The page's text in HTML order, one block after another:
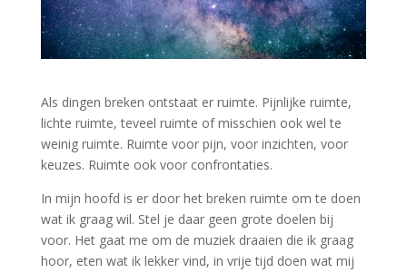
Als dingen breken ontstaat er ruimte. Pijnlijke ruimte,
lichte ruimte, teveel ruimte of misschien ook wel te
weinig ruimte. Ruimte voor pijn, voor inzichten, voor
keuzes. Ruimte ook voor confrontaties.
In mijn hoofd is er door het breken ruimte om te doen
wat ik graag wil. Stel je daar geen grote doelen bij
voor. Het gaat me om de muziek draaien die ik graag
hoor, eten wat ik lekker vind, in vrije tijd doen wat mij